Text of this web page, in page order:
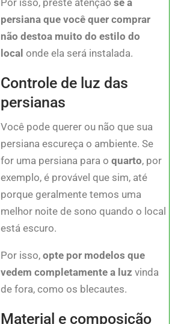
persiana que você quer comprar
não destoa muito do estilo do
localonde ela será instalada.
Controle de luz das
persianas
Você pode querer ou não que sua
persiana escureça o ambiente. Se
for uma persiana para oquarto, por
exemplo, é provável que sim, até
porque geralmente temos uma
melhor noite de sono quando o local
está escuro.
Por isso,opte por modelos que
vedem completamente a luz vinda
de fora, como os blecautes.
Material e composição